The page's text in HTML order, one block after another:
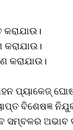
କରାଯାଉ।
ପ୍ୟାକେଜ୍
ବିଶେଷଜ୍ଞ
ସମ୍ବଳର ଅଭାବ